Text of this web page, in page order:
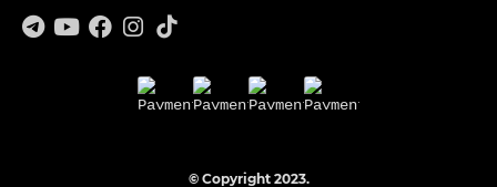
© Copyright 2023.